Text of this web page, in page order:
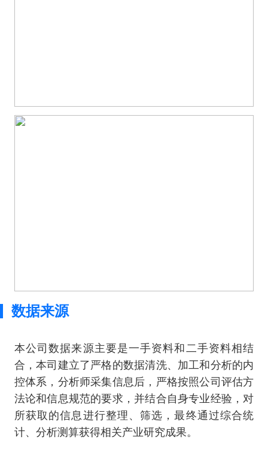
数据来源
本公司数据来源主要是一手资料和二手资料相结
合，本司建立了严格的数据清洗、加工和分析的内
控体系，分析师采集信息后，严格按照公司评估方
法论和信息规范的要求，并结合自身专业经验，对
所获取的信息进行整理、筛选，最终通过综合统
计、分析测算获得相关产业研究成果。